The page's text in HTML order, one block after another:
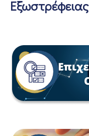
Εξωστρέφειας